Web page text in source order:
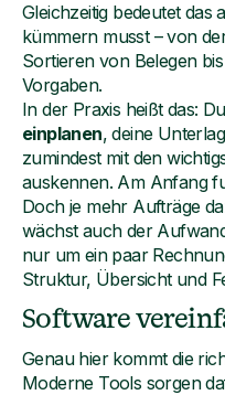
Gleichzeitig bedeutet das
kümmern musst – von
Sortieren von Belegen
Vorgaben.
In der Praxis heißt das:
einplanen, deine
zumindest mit den
auskennen. Am Anfang
Doch je mehr Aufträge
wächst auch der
nur um ein paar
Struktur, Übersicht und
Software
Genau hier kommt die
Moderne Tools sorgen